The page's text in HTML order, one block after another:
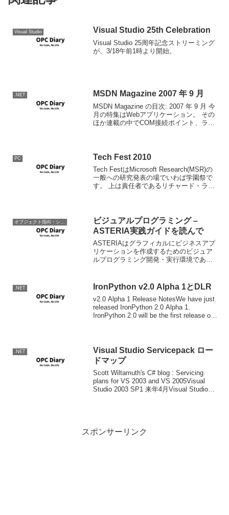
Visual Studio Visual Studio 25th Celebration
Visual Studio 25周年記念ストリーミング
が、3/18午前1時より開始。
.NET MSDN Magazine 2007 年 9 月
MSDN Magazine の目次: 2007 年 9 月 今
月の特集はWebアプリケーション。 その
ほか連載の中でCOM接続ポイント、ラム
PC Tech Fest 2010
Tech FestはMicrosoft Research(MSR)の
一般への研究発表の場でいわば学園祭で
す。 上は責任者であるリチャード・ラシ
ビジュアルプログラミング –
ASTERIA実践ガイドを読んで
ASTERIAはグラフィカルにビジネスアプ
リケーションを作成するためのビジュア
ルプログラミング開発・実行環境であ
スケルトンの作成というレベルではな
く、以下の図のように...
.NET IronPython v2.0 Alpha 1とDLR
v2.0 Alpha 1 Release NotesWe have just
released IronPython 2.0 Alpha 1.
IronPython 2.0 will be the first release of
.NET
Visual Studio Servicepack ロー
ドマップ
Scott Wiltamuth's C# blog : Servicing
plans for VS 2003 and VS 2005Visual
Studio 2003 SP1 来年4月Visual Studio
スポンサーリンク